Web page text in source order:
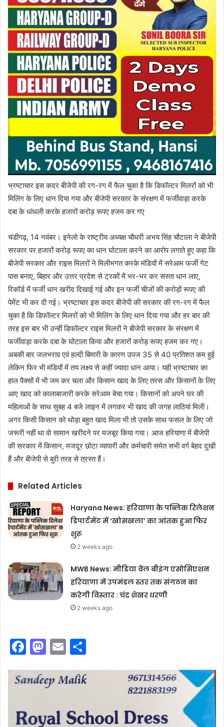
भ्रष्टाचार इस कदर बीजेपी की रग-रग में फैल चुका है कि डिफॉल्टर मिलरों को भी
मिलिंग के लिए धान दिया गया और बीजेपी सरकार के संरक्षण में फर्जीवाड़ा करके
दबा के धांधली करके हजारों करोड़ रूपए हजम कर गए
चंडीगढ़, 14 नवंबर। इनेलो के राष्ट्रीय अध्यक्ष चौधरी अभय सिंह चौटाला ने बीजेपी
सरकार पर हजारों करोड़ रूपए का धान घोटाला करने का आरोप लगाते हुए कहा कि
बीजेपी सरकार और राइस मिलरों ने मिलीभगत करके मंडियों में सरेआम फर्जी गेट
पास बनाए, बिहार और उत्तर प्रदेश से ट्रकों में भर-भर कर सस्ता धान लाए,
रिकॉर्ड में फर्जी धान खरीद दिखाई गई और इन फर्जी चीजों की करोड़ों रूपए की
पेमेंट भी कर दी गई। भ्रष्टाचार इस कदर बीजेपी की सरकार की रग-रग में फैल
चुका है कि डिफॉल्टर मिलरों को भी मिलिंग के लिए धान दिया गया और हर बार की
तरह इस बार भी उन्हीं डिफॉल्टर राइस मिलरों ने बीजेपी सरकार के संरक्षण में
फर्जीवाड़ा करके दबा के घोटाला किया और हजारों करोड़ रूपए हजम कर गए।
अबकी बार जलभराव एवं हल्दी बिमारी के कारण उपज 35 से 40 प्रतिशत कम हुई
लेकिन फिर भी मंडियों में तय लक्ष्य से कहीं ज्यादा धान आया। यही भ्रष्टाचार का
हाल पैक्सों में भी जम कर चला और किसान खाद के लिए तरस और किसानों के लिए
आए खाद को कालाबाजारी करके सरेआम बेचा गया। किसानों को अपने घर की
महिलाओं के साथ सुबह 4 बजे लाइन में लगकर भी खाद की जगह लाठियां मिली।
अगर किसी किसान को थोड़ा बहुत खाद मिला भी तो उसके साथ फसल के लिए जो
जरूरी नहीं था वो सामान खरीदने पर मजबूर किया गया। आज हरियाणा में बीजेपी
की सरकार में किसान, मजदूर छोटा व्यापारी और कर्मचारी समेत सभी वर्ग बेहद दुखी
हैं और बीजेपी से बुरी तरह से त्रस्त हैं।
Related Articles
Haryana News: हरियाणा के पब्लिक रिलेशन
डिपार्टमेंट में ‘खोसखला’ का आंतक हुआ फिर
शुरू
2 weeks ago
MWB News: मीडिया वेल बीइंग एसोसिएशन
हरियाणा में उपमंडल स्तर तक संगठन का
करेगी विस्तार : चंद्र शेखर धरणी
2 weeks ago
F
c
b
M
st
o
d
E
ai ar